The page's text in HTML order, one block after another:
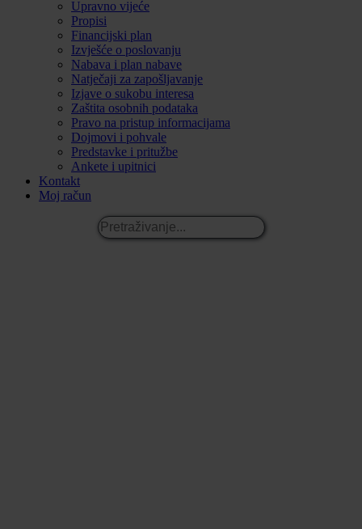
Upravno vijeće
Propisi
Financijski plan
Izvješće o poslovanju
Nabava i plan nabave
Natječaji za zapošljavanje
Izjave o sukobu interesa
Zaštita osobnih podataka
Pravo na pristup informacijama
Dojmovi i pohvale
Predstavke i pritužbe
Ankete i upitnici
Kontakt
Moj račun
Pretraživanje...